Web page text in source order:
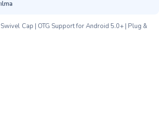
Cap | OTG Support for Android 5.0+ | Plug &